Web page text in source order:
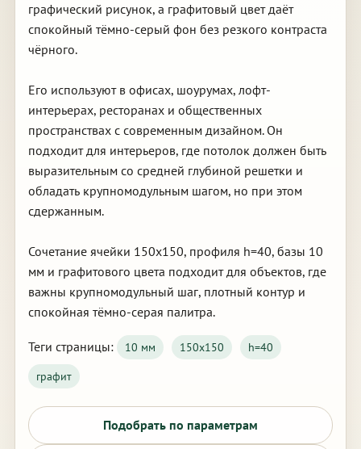
графический рисунок, а графитовый цвет даёт
спокойный тёмно-серый фон без резкого контраста
чёрного.
Его используют в офисах, шоурумах, лофт-
интерьерах, ресторанах и общественных
пространствах с современным дизайном. Он
подходит для интерьеров, где потолок должен быть
выразительным со средней глубиной решетки и
обладать крупномодульным шагом, но при этом
сдержанным.
Сочетание ячейки 150х150, профиля h=40, базы 10
мм и графитового цвета подходит для объектов, где
важны крупномодульный шаг, плотный контур и
спокойная тёмно-серая палитра.
Теги страницы: 10 мм 150х150
h=40
графит
Подобрать по параметрам